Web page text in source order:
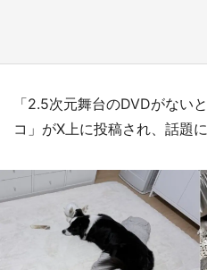
「2.5次元舞台のDVDがない
コ」がX上に投稿され、話題